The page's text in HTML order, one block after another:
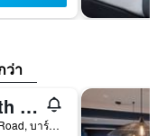
ว่า
Wentworth House Hotel เวนท์เวิร์ธ เฮ้าส์ โฮเทล
106 Bloomfield Road, บาร์ท, สหราชอาณาจักร